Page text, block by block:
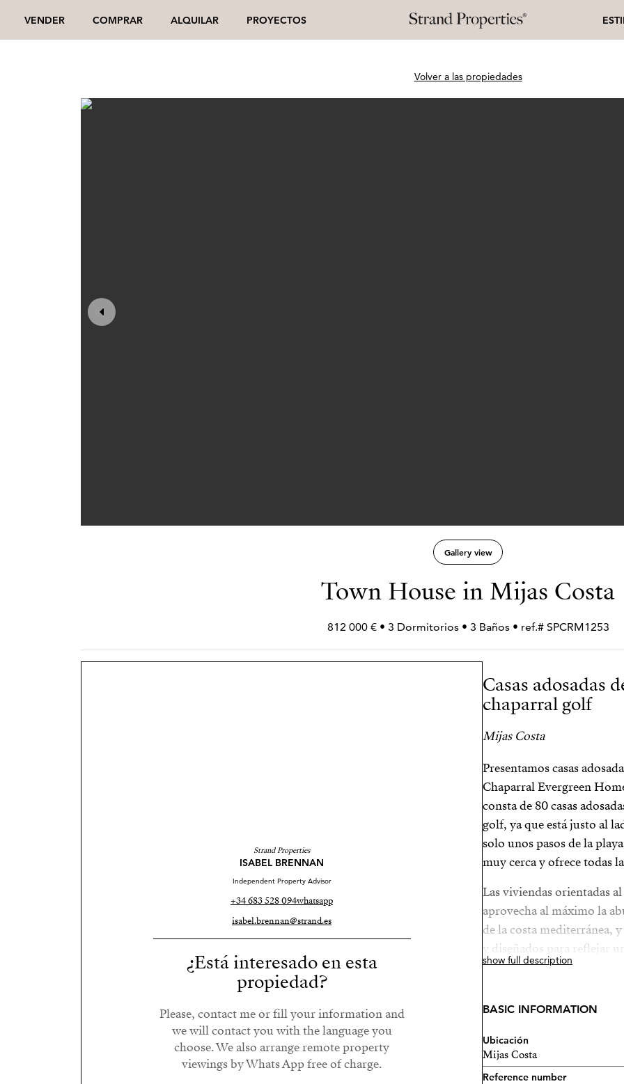
VENDER COMPRAR ALQUILAR PROYECTOS
Volver a las propiedades
Gallery view
Town House in Mijas Costa
812 000 € • 3 Dormitorios • 3 Baños • ref.# SPCRM1253
Strand Properties
ISABEL BRENNAN
Independent Property Advisor
+34 683 528 094whatsapp
isabel.brennan@strand.es
¿Está interesado en esta
propiedad?
Please, contact me or fill your information and
we will contact you with the language you
choose. We also arrange remote property
viewings by Whats App free of charge.
Casas adosadas
chaparral golf
Mijas Costa
Presentamos casas
Chaparral Evergreen
consta de 80 casas
golf, ya que está justo al
solo unos pasos de la
muy cerca y ofrece todas
Las viviendas orientadas
aprovecha al máximo la
de la costa mediterránea,
y diseñados para reflejar
con la máxima calidad.
La ubicación significa que
acuáticos y actividades de
gimnasio en el centro
proyecto también ofrecen
show full description
BASIC INFORMATION
Ubicación
Mijas Costa
Reference number